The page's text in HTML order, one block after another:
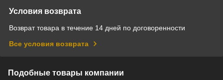
Условия возврата
Возврат товара в течение 14 дней по договоренности
Все условия возврата
Подобные товары компании